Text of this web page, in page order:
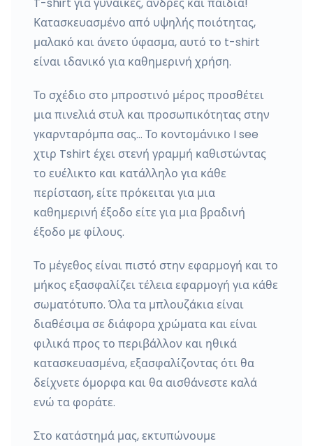
Κατασκευασμένο από υψηλής ποιότητας,
μαλακό και άνετο ύφασμα, αυτό το t-shirt
είναι ιδανικό για καθημερινή χρήση.
Το σχέδιο στο μπροστινό μέρος προσθέτει
μια πινελιά στυλ και προσωπικότητας στην
γκαρνταρόμπα σας… Το κοντομάνικο I see
χτιρ Tshirt έχει στενή γραμμή καθιστώντας
το ευέλικτο και κατάλληλο για κάθε
περίσταση, είτε πρόκειται για μια
καθημερινή έξοδο είτε για μια βραδινή
έξοδο με φίλους.
Το μέγεθος είναι πιστό στην εφαρμογή και το
μήκος εξασφαλίζει τέλεια εφαρμογή για κάθε
σωματότυπο. Όλα τα μπλουζάκια είναι
διαθέσιμα σε διάφορα χρώματα και είναι
φιλικά προς το περιβάλλον και ηθικά
κατασκευασμένα, εξασφαλίζοντας ότι θα
δείχνετε όμορφα και θα αισθάνεστε καλά
ενώ τα φοράτε.
Στο κατάστημά μας, εκτυπώνουμε